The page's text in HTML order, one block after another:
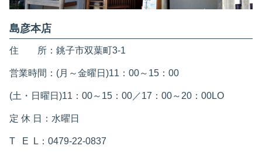
島彦本店
住 所：銚子市双葉町3-1
営業時間：(月～金曜日)11：00～15：00
(土・日曜日)11：00～15：00／17：00～20：00LO
定 休 日：水曜日
T E L：0479-22-0837